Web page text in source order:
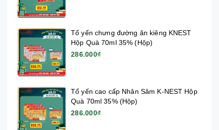
Tổ yến chưng đường ăn kiêng KNEST
Hộp Quà 70ml 35% (Hộp)
286.000₫
Tổ yến cao cấp Nhân Sâm K-NEST Hộp
Quà 70ml 35% (Hộp)
286.000₫